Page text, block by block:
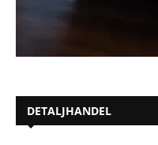
DETALJHANDEL